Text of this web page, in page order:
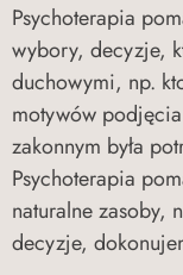
Psychoterapia
wybory, decyzje,
duchowymi, np.
motywów
zakonnym była
Psychoterapia
naturalne zasoby,
decyzje,